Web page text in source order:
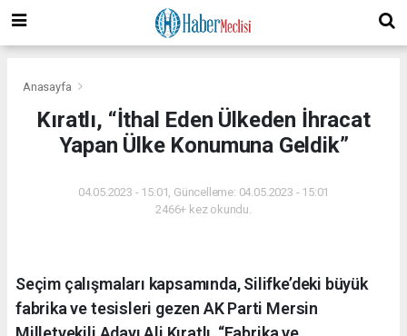
Anasayfa
Kıratlı, “İthal Eden Ülkeden İhracat
Yapan Ülke Konumuna Geldik”
04.05.2023 - 15:01, Güncelleme: 04.05.2023 - 15:01
2466+ kez okundu.
Seçim çalışmaları kapsamında, Silifke’deki büyük
fabrika ve tesisleri gezen AK Parti Mersin